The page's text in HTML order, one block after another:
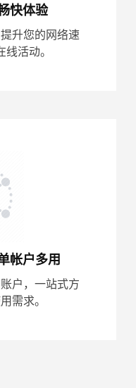
快体验
升您的网络速
活动。
帐户多用
户，一站式方
需求。